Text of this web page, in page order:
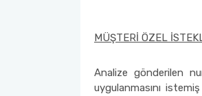
MÜŞTERİ ÖZEL
Analize gönderilen
uygulanmasını